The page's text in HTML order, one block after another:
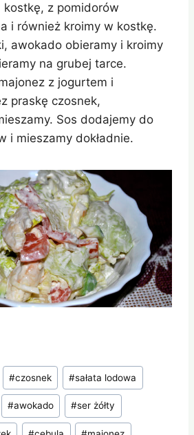
z pomidorów
i również kroimy w kostkę.
awokado obieramy i kroimy
na grubej tarce.
z jogurtem i
praskę czosnek,
Sos dodajemy do
i mieszamy dokładnie.
#czosnek #sałata lodowa
#awokado #ser żółty